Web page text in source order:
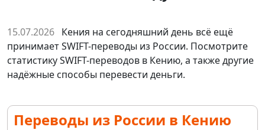
15.07.2026 Кения на сегодняшний день всё ещё
принимает SWIFT-переводы из России. Посмотрите
статистику SWIFT-переводов в Кению, а также другие
надёжные способы перевести деньги.
Переводы из России в Кению